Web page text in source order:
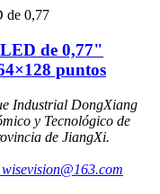
de 0,77"
puntos
Industrial DongXiang
y Tecnológico de
de JiangXi.